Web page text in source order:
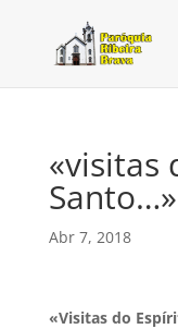
«visitas
Santo…»
Abr 7, 2018
«Visitas do